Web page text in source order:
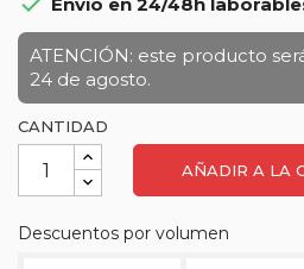
ATENCIÓN: este producto
24 de agosto.
CANTIDAD
AÑADIR A LA
Descuentos por volumen